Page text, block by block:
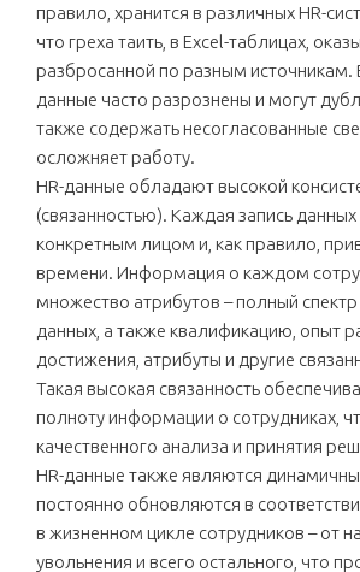
правило, хранится в различных HR-
что греха таить, в Excel-таблицах,
разбросанной по разным источникам.
данные часто разрознены и могут
также содержать несогласованные
осложняет работу.
HR-данные обладают высокой
(связанностью). Каждая запись
конкретным лицом и, как правило,
времени. Информация о каждом
множество атрибутов – полный
данных, а также квалификацию, опыт
достижения, атрибуты и другие
Такая высокая связанность
полноту информации о сотрудниках,
качественного анализа и принятия
HR-данные также являются
постоянно обновляются в
в жизненном цикле сотрудников – от
увольнения и всего остального, что